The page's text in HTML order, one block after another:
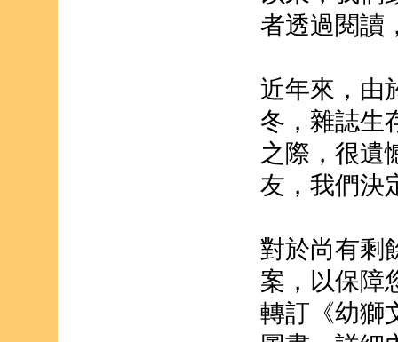
者透過閱讀
近年來，由
冬，雜誌生
之際，很遺
友，我們決
對於尚有剩
案，以保障
轉訂《幼獅